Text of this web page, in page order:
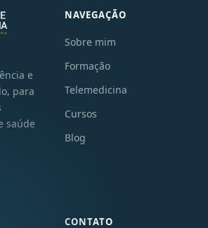
e
para
saúde
NAVEGAÇÃO
Sobre mim
Formação
Telemedicina
Cursos
Blog
CONTATO